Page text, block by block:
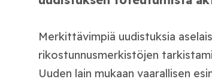
Merkittävimpiä uudistuksia
rikostunnusmerkistöjen
Uuden lain mukaan vaarallisen